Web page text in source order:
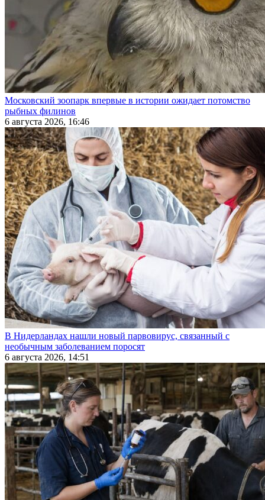
Московский зоопарк впервые в истории ожидает потомство
рыбных филинов
6 августа 2026, 16:46
В Нидерландах нашли новый парвовирус, связанный с
необычным заболеванием поросят
6 августа 2026, 14:51